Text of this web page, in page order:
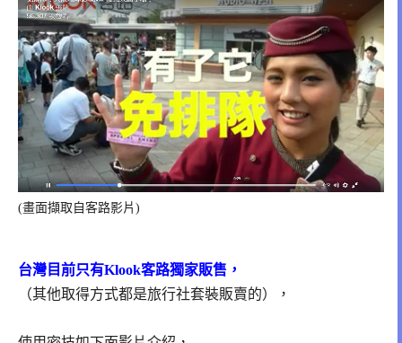
(畫面擷取自客路影片)
台灣目前只有Klook客路獨家販售，
（其他取得方式都是旅行社套裝販賣的），